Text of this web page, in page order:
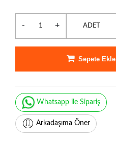
- + ADET
Sepete Ekle
Whatsapp ile Sipariş
Arkadaşıma Öner